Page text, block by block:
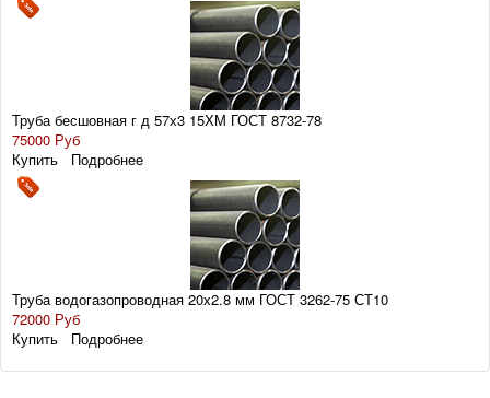
Труба бесшовная г д 57х3 15ХМ ГОСТ 8732-78
75000 Руб
Купить
Подробнее
Труба водогазопроводная 20х2.8 мм ГОСТ 3262-75 СТ10
72000 Руб
Купить
Подробнее